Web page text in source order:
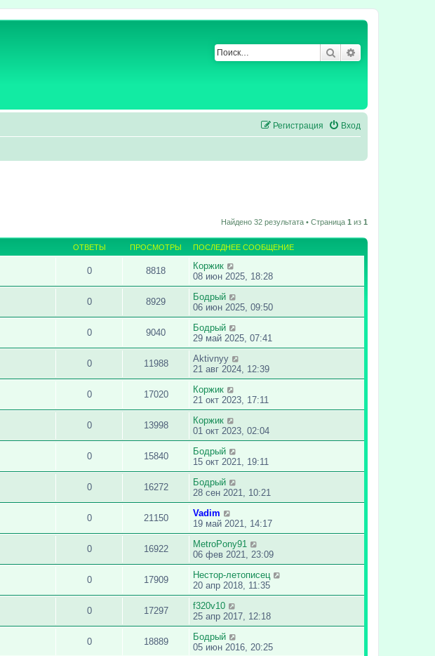
Поиск
Вход
Регистрация
Найдено 32 результата • Страница 1 из 1
ОТВЕТЫ ПРОСМОТРЫ ПОСЛЕДНЕЕ СООБЩЕНИЕ
0 8818
Коржик
08 июн 2025, 18:28
0 8929
Бодрый
06 июн 2025, 09:50
0 9040
Бодрый
29 май 2025, 07:41
0 11988
Aktivnyy
21 авг 2024, 12:39
0 17020
Коржик
21 окт 2023, 17:11
0 13998
Коржик
01 окт 2023, 02:04
0 15840
Бодрый
15 окт 2021, 19:11
0 16272
Бодрый
28 сен 2021, 10:21
0 21150
Vadim
19 май 2021, 14:17
0 16922
MetroPony91
06 фев 2021, 23:09
0 17909
Нестор-летописец
20 апр 2018, 11:35
0 17297
f320v10
25 апр 2017, 12:18
0 18889
Бодрый
05 июн 2016, 20:25